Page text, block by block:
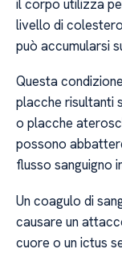
il corpo utilizza
livello di
può accumularsi
Questa
placche risultanti
o placche
possono
flusso sanguigno
Un coagulo di
causare un
cuore o un ictus